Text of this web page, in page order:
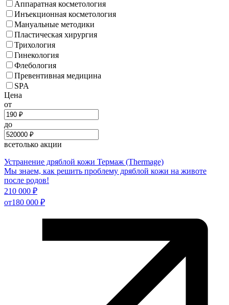
Аппаратная косметология
Инъекционная косметология
Мануальные методики
Пластическая хирургия
Трихология
Гинекология
Флебология
Превентивная медицина
SPA
Цена
от
до
всетолько акции
Устранение дряблой кожи Термаж (Thermage)
Мы знаем, как решить проблему дряблой кожи на животе
после родов!
210 000 ₽
от180 000 ₽